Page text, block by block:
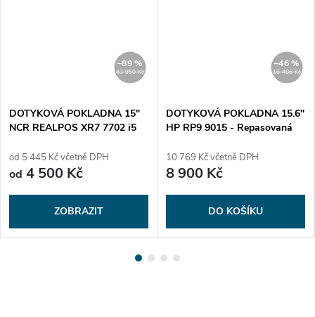
43 950 Kč
–89 %
DOTYKOVÁ POKLADNA 15"
NCR REALPOS XR7 7702 i5
od 5 445 Kč včetně DPH
od 4 500 Kč
ZOBRAZIT
16 486 Kč
–46 %
DOTYKOVÁ POKLADNA 15.6"
HP RP9 9015 - Repasovaná
10 769 Kč včetně DPH
8 900 Kč
DO KOŠÍKU